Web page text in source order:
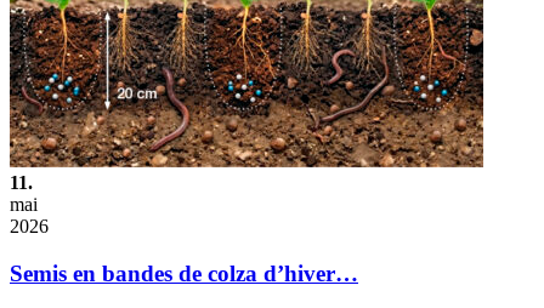
11.
mai
2026
Semis en bandes de colza d’hiver…